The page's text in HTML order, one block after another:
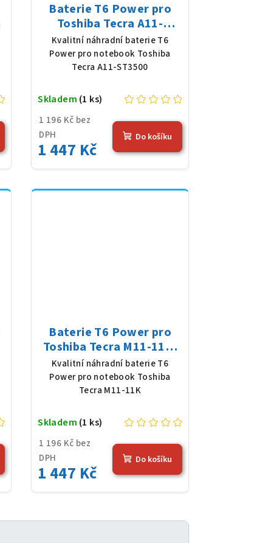
Baterie T6 Power pro
Toshiba Tecra A11-
ST3500, Li-Ion, 10,8 V,
5200 mAh (56 Wh), černá
Kvalitní náhradní baterie T6
Power pro notebook Toshiba
Tecra A11-ST3500
1 196 Kč bez
DPH
1 447 Kč
Skladem (1 ks)
Do košíku
Baterie T6 Power pro
Toshiba Tecra M11-11K,
Li-Ion, 10,8 V, 5200 mAh
(56 Wh), černá
Kvalitní náhradní baterie T6
Power pro notebook Toshiba
Tecra M11-11K
1 196 Kč bez
DPH
1 447 Kč
Skladem (1 ks)
Do košíku